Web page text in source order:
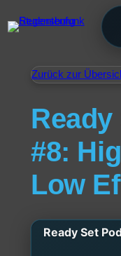
Zurück zur
#8:
Low
Ready Set